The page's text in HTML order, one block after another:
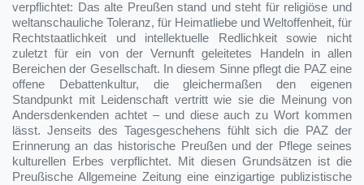
verpflichtet: Das alte Preußen stand und steht für religiöse und
weltanschauliche Toleranz, für Heimatliebe und Weltoffenheit, für
Rechtstaatlichkeit und intellektuelle Redlichkeit sowie nicht
zuletzt für ein von der Vernunft geleitetes Handeln in allen
Bereichen der Gesellschaft. In diesem Sinne pflegt die PAZ eine
offene Debattenkultur, die gleichermaßen den eigenen
Standpunkt mit Leidenschaft vertritt wie sie die Meinung von
Andersdenkenden achtet – und diese auch zu Wort kommen
lässt. Jenseits des Tagesgeschehens fühlt sich die PAZ der
Erinnerung an das historische Preußen und der Pflege seines
kulturellen Erbes verpflichtet. Mit diesen Grundsätzen ist die
Preußische Allgemeine Zeitung eine einzigartige publizistische